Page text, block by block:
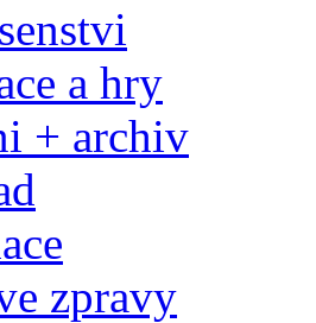
a hry
+ archiv
zpravy